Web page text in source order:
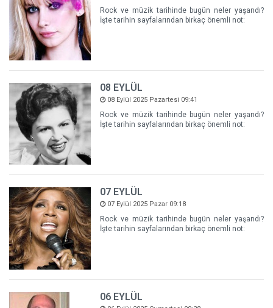
Rock ve müzik tarihinde bugün neler yaşandı?
İşte tarihin sayfalarından birkaç önemli not:
08 EYLÜL
08 Eylül 2025 Pazartesi 09:41
Rock ve müzik tarihinde bugün neler yaşandı?
İşte tarihin sayfalarından birkaç önemli not:
07 EYLÜL
07 Eylül 2025 Pazar 09:18
Rock ve müzik tarihinde bugün neler yaşandı?
İşte tarihin sayfalarından birkaç önemli not:
06 EYLÜL